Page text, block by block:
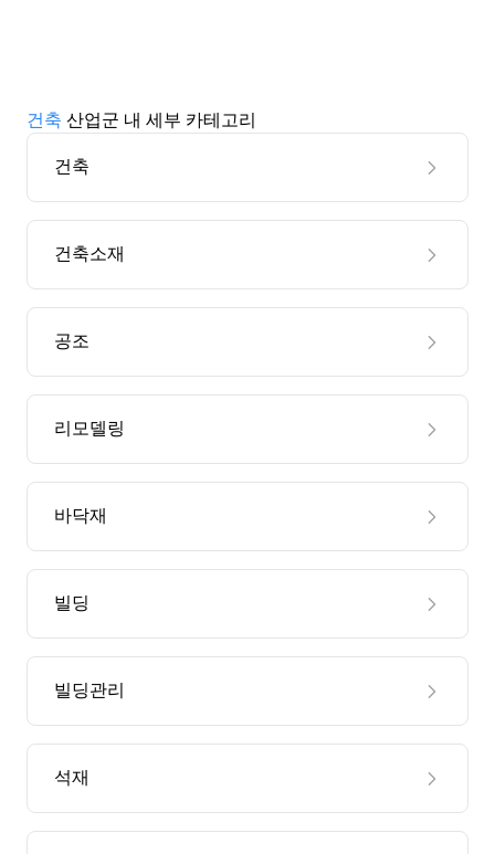
건축 산업군 내 세부 카테고리
건축
건축소재
공조
리모델링
바닥재
빌딩
빌딩관리
석재